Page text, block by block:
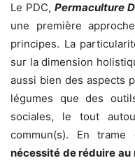
Le PDC, Permaculture
une première
principes. La
sur la dimension
aussi bien des aspects
légumes que des
sociales, le tout
commun(s). En
nécessité de réduire au